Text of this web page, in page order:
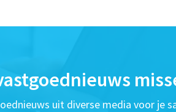
uit diverse media voor je